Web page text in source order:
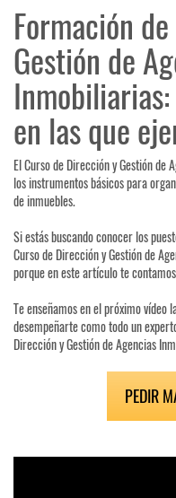
Formación
Gestión de
en las que
El Curso de Dirección y Gestión de
los instrumentos básicos para
de inmuebles.
Si estás buscando conocer los
Curso de Dirección y Gestión de
porque en este artículo te
Te enseñamos en el próximo vídeo
desempeñarte como todo un
Dirección y Gestión de Agencias
PEDIR